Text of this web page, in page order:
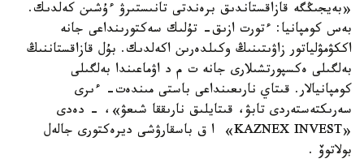
«بەيجىڭگە قازاقستاندىق برەندتى تانىستىرۋ ءۇشىن كەلدىك.
بەس كومپانيا: ءتورت ازىق- تۇلىك سەكتورىنداعى جانە
اككۋمۋلياتور زاۋىتىنىڭ وكىلدەرىن اكەلدىك. بۇل قازاقستاننىڭ
بەلگىلى ەكسپورتشىلارى جانە ت م د اۋماعىندا بەلگىلى
كومپانيالار. قىتاي نارىعىنداعى باستى مىندەت- ءىرى
سەرىكتەستەردى تابۋ، قىتايلىق نارىققا شىعۋ»، - دەدى
«KAZNEX INVEST» ا ق باسقارۋشى ديرەكتورى جالەل
بولاتوۆ .